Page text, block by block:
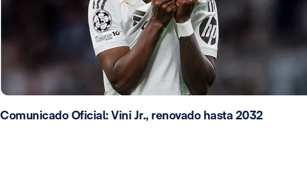
Comunicado Oficial: Vini Jr., renovado hasta 2032